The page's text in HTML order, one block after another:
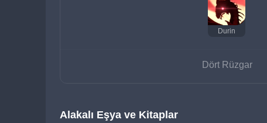
Durin
Dört Rüzgar
Alakalı Eşya ve Kitaplar